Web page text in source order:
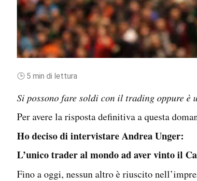
🕒 5 min di lettura
Si possono fare soldi con il trading oppure è
Per avere la risposta definitiva a questa
Ho deciso di intervistare Andrea Unger:
L’unico trader al mondo ad aver vinto il
Fino a oggi, nessun altro è riuscito